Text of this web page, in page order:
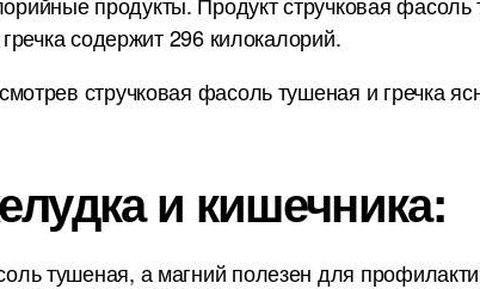
содержит 296 килокалорий.
стручковая фасоль тушеная и гречка
и кишечника:
тушеная, а магний полезен для